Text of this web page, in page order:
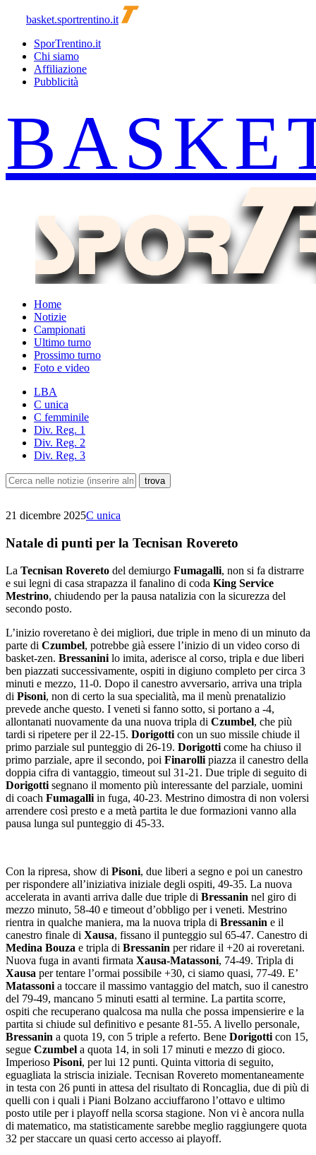
basket.sportrentino.it
SporTrentino.it
Chi siamo
Affiliazione
Pubblicità
Home
Notizie
Campionati
Ultimo turno
Prossimo turno
Foto e video
LBA
C unica
C femminile
Div. Reg. 1
Div. Reg. 2
Div. Reg. 3
21 dicembre 2025C unica
Natale di punti per la Tecnisan Rovereto
La Tecnisan Rovereto del demiurgo Fumagalli, non si fa distrarre
e sui legni di casa strapazza il fanalino di coda King Service
Mestrino, chiudendo per la pausa natalizia con la sicurezza del
secondo posto.
L’inizio roveretano è dei migliori, due triple in meno di un minuto da
parte di Czumbel, potrebbe già essere l’inizio di un video corso di
basket-zen. Bressanini lo imita, aderisce al corso, tripla e due liberi
ben piazzati successivamente, ospiti in digiuno completo per circa 3
minuti e mezzo, 11-0. Dopo il canestro avversario, arriva una tripla
di Pisoni, non di certo la sua specialità, ma il menù prenatalizio
prevede anche questo. I veneti si fanno sotto, si portano a -4,
allontanati nuovamente da una nuova tripla di Czumbel, che più
tardi si ripetere per il 22-15. Dorigotti con un suo missile chiude il
primo parziale sul punteggio di 26-19. Dorigotti come ha chiuso il
primo parziale, apre il secondo, poi Finarolli piazza il canestro della
doppia cifra di vantaggio, timeout sul 31-21. Due triple di seguito di
Dorigotti segnano il momento più interessante del parziale, uomini
di coach Fumagalli in fuga, 40-23. Mestrino dimostra di non volersi
arrendere così presto e a metà partita le due formazioni vanno alla
pausa lunga sul punteggio di 45-33.
Con la ripresa, show di Pisoni, due liberi a segno e poi un canestro
per rispondere all’iniziativa iniziale degli ospiti, 49-35. La nuova
accelerata in avanti arriva dalle due triple di Bressanin nel giro di
mezzo minuto, 58-40 e timeout d’obbligo per i veneti. Mestrino
rientra in qualche maniera, ma la nuova tripla di Bressanin e il
canestro finale di Xausa, fissano il punteggio sul 65-47. Canestro di
Medina Bouza e tripla di Bressanin per ridare il +20 ai roveretani.
Nuova fuga in avanti firmata Xausa-Matassoni, 74-49. Tripla di
Xausa per tentare l’ormai possibile +30, ci siamo quasi, 77-49. E’
Matassoni a toccare il massimo vantaggio del match, suo il canestro
del 79-49, mancano 5 minuti esatti al termine. La partita scorre,
ospiti che recuperano qualcosa ma nulla che possa impensierire e la
partita si chiude sul definitivo e pesante 81-55. A livello personale,
Bressanin a quota 19, con 5 triple a referto. Bene Dorigotti con 15,
segue Czumbel a quota 14, in soli 17 minuti e mezzo di gioco.
Imperioso Pisoni, per lui 12 punti. Quinta vittoria di seguito,
eguagliata la striscia iniziale. Tecnisan Rovereto momentaneamente
in testa con 26 punti in attesa del risultato di Roncaglia, due di più di
quelli con i quali i Piani Bolzano acciuffarono l’ottavo e ultimo
posto utile per i playoff nella scorsa stagione. Non vi è ancora nulla
di matematico, ma statisticamente sarebbe meglio raggiungere quota
32 per staccare un quasi certo accesso ai playoff.